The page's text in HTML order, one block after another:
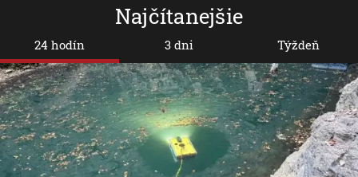
Najčítanejšie
24 hodín 3 dni Týždeň